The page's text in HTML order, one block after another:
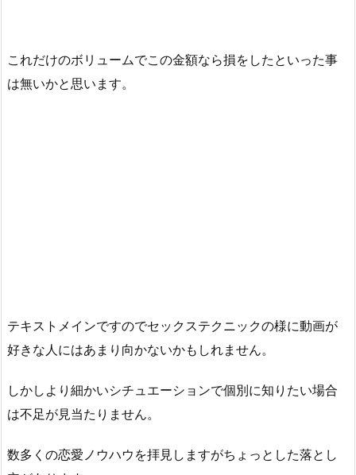
これだけのボリュームでこの金額なら損をしたといった事
は無いかと思います。
テキストメインですのでセックステクニックの様に動画が
好きな人にはあまり向かないかもしれません。
しかしより細かいシチュエーションで個別に知りたい場合
は不足が見当たりません。
数多くの恋愛ノウハウを拝見しますがちょっとした落とし